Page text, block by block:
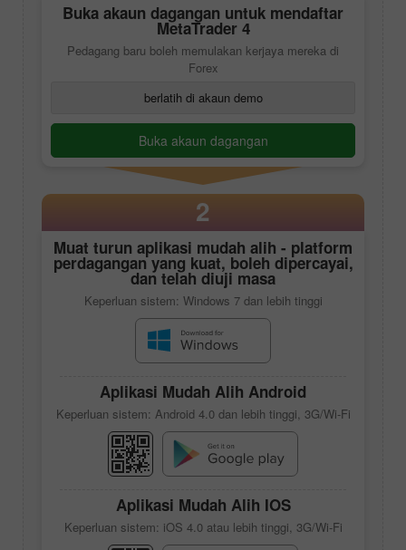
Buka akaun dagangan untuk mendaftar
MetaTrader 4
Pedagang baru boleh memulakan kerjaya mereka di
Forex
berlatih di akaun demo
Buka akaun dagangan
2
Muat turun aplikasi mudah alih - platform
perdagangan yang kuat, boleh dipercayai,
dan telah diuji masa
Keperluan sistem: Windows 7 dan lebih tinggi
Aplikasi Mudah Alih Android
Keperluan sistem: Android 4.0 dan lebih tinggi, 3G/Wi-Fi
Aplikasi Mudah Alih IOS
Keperluan sistem: iOS 4.0 atau lebih tinggi, 3G/Wi-Fi